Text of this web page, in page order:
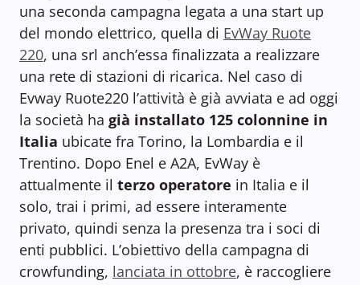
una seconda campagna legata a una start up
del mondo elettrico, quella di EvWay Ruote
220, una srl anch’essa finalizzata a realizzare
una rete di stazioni di ricarica. Nel caso di
Evway Ruote220 l’attività è già avviata e ad oggi
la società ha già installato 125 colonnine in
Italia ubicate fra Torino, la Lombardia e il
Trentino. Dopo Enel e A2A, EvWay è
attualmente il terzo operatore in Italia e il
solo, trai i primi, ad essere interamente
privato, quindi senza la presenza tra i soci di
enti pubblici. L’obiettivo della campagna di
crowfunding, lanciata in ottobre, è raccogliere